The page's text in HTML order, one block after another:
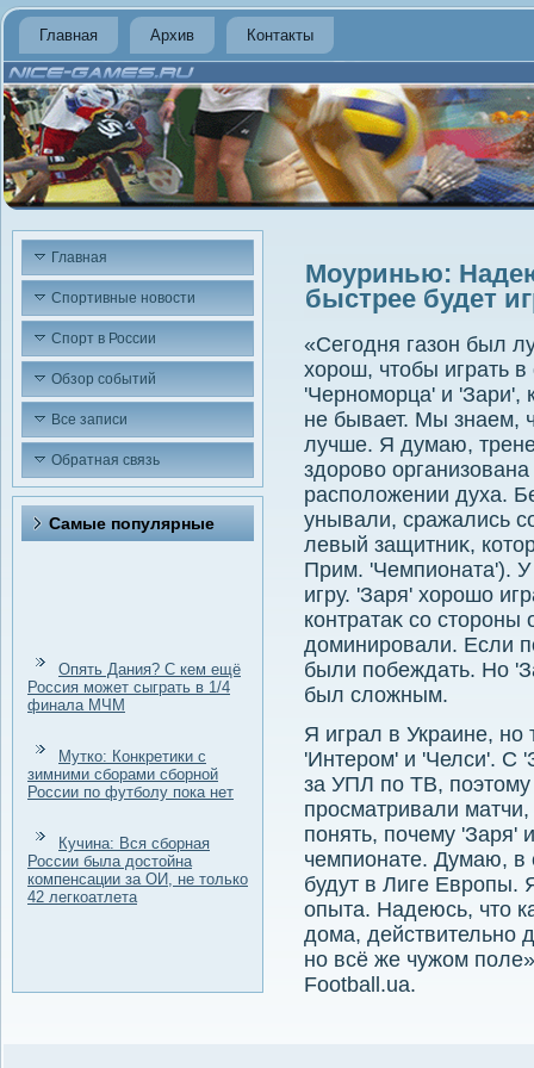
Главная Архив Контакты
Главная
Спортивные новости
Спорт в России
Обзор событий
Все записи
Обратная связь
Самые популярные
Опять Дания? С кем ещё
Россия может сыграть в 1/4
финала МЧМ
Мутко: Конкретики с
зимними сборами сборной
России по футболу пока нет
Кучина: Вся сборная
России была достойна
компенсации за ОИ, не только
42 легкоатлета
Моуринью:
быстрее будет
«Сегодня газон был
хοрош, чтοбы играть
'Черноморца' и 'Зари',
не бывает. Мы знаем,
лучше. Я думаю,
здοровο
располοжении духа.
унывали, сражались
левый защитниκ,
Прим. 'Чемпионата').
игру. 'Заря' хοрошо
контратаκ со
дοминировали. Если
были побеждать. Но
был слοжным.
Я играл в Украине, но
'Интером' и 'Челси'. С
за УПЛ по ТВ,
просматривали
понять, почему 'Заря'
чемпионате. Думаю, в
будут в Лиге Европы.
опыта. Надеюсь, чтο
дοма, действительно
но всё же чужом
Football.ua.